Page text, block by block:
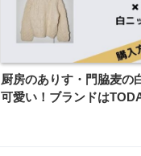
厨房のありす・門脇麦の
可愛い！ブランドは